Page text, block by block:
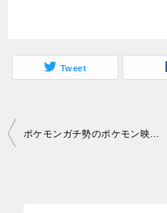
Tweet
投
ポケモンガチ勢のポケモン映画ランキング！劇場版でオススメ10作品はこれ